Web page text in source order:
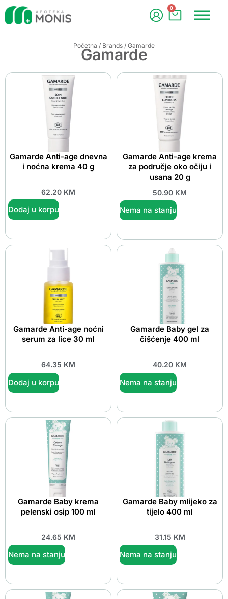
0
Početna / Brands / Gamarde
Gamarde
Gamarde Anti-age dnevna
i noćna krema 40 g
62.20 KM
Dodaj u korpu
Gamarde Anti-age krema
za područje oko očiju i
usana 20 g
50.90 KM
Nema na stanju
Gamarde Anti-age noćni
serum za lice 30 ml
64.35 KM
Dodaj u korpu
Gamarde Baby gel za
čišćenje 400 ml
40.20 KM
Nema na stanju
Gamarde Baby krema
pelenski osip 100 ml
24.65 KM
Nema na stanju
Gamarde Baby mlijeko za
tijelo 400 ml
31.15 KM
Nema na stanju